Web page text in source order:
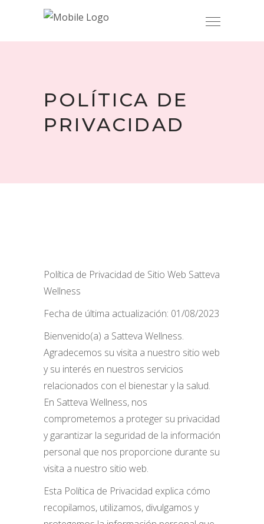
POLÍTICA DE
PRIVACIDAD
Política de Privacidad de Sitio Web Satteva
Wellness
Fecha de última actualización: 01/08/2023
Bienvenido(a) a Satteva Wellness.
Agradecemos su visita a nuestro sitio web
y su interés en nuestros servicios
relacionados con el bienestar y la salud.
En Satteva Wellness, nos
comprometemos a proteger su privacidad
y garantizar la seguridad de la información
personal que nos proporcione durante su
visita a nuestro sitio web.
Esta Política de Privacidad explica cómo
recopilamos, utilizamos, divulgamos y